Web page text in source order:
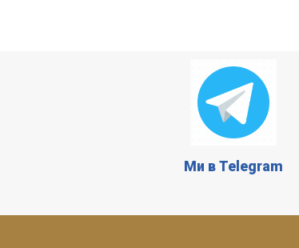
Ми в Telegram